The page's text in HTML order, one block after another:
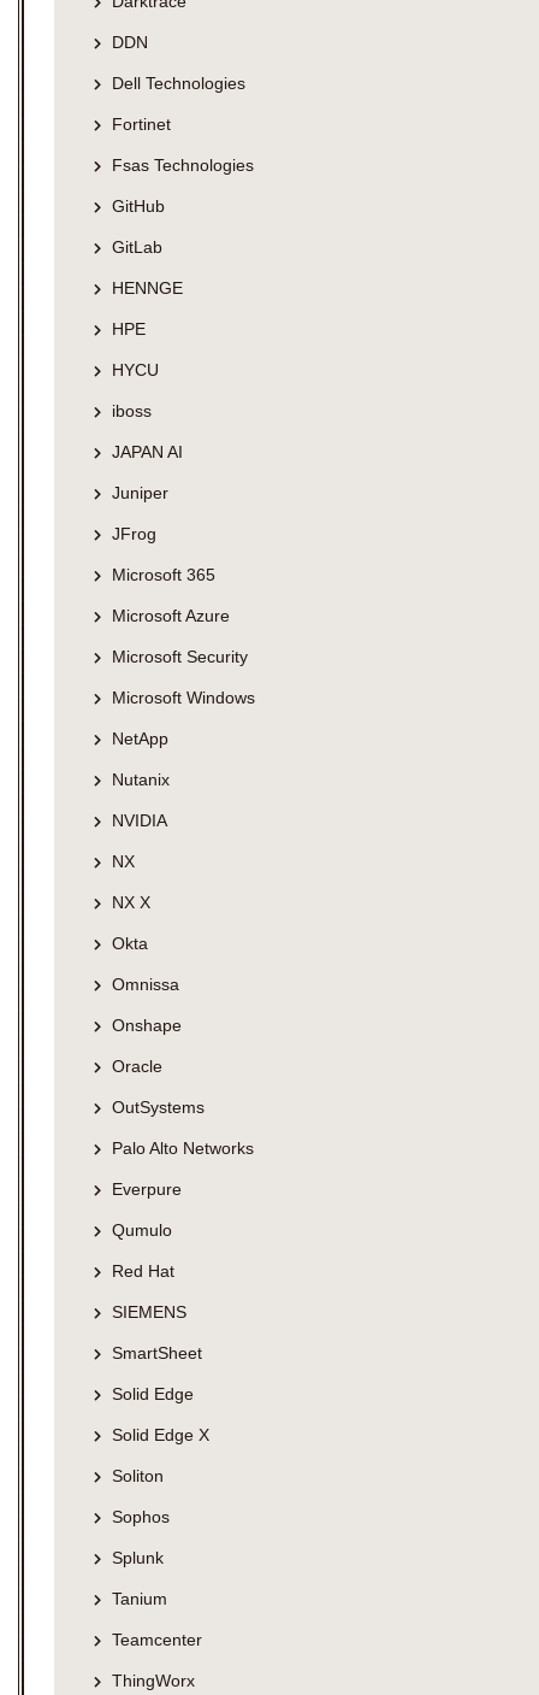
DDN
Dell Technologies
Fortinet
Fsas Technologies
GitHub
GitLab
HENNGE
HPE
HYCU
iboss
JAPAN AI
Juniper
JFrog
Microsoft 365
Microsoft Azure
Microsoft Security
Microsoft Windows
NetApp
Nutanix
NVIDIA
NX
NX X
Okta
Omnissa
Onshape
Oracle
OutSystems
Palo Alto Networks
Everpure
Qumulo
Red Hat
SIEMENS
SmartSheet
Solid Edge
Solid Edge X
Soliton
Sophos
Splunk
Tanium
Teamcenter
ThingWorx